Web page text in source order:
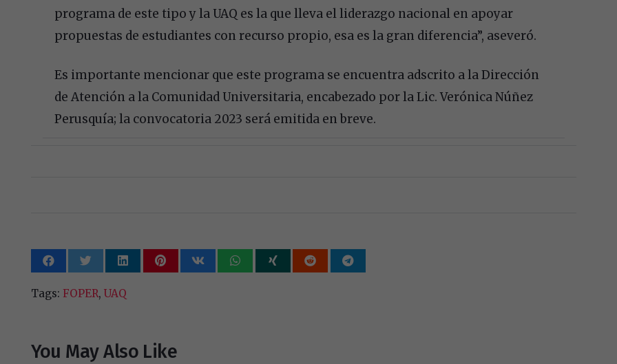
programa de este tipo y la UAQ es la que lleva el liderazgo nacional en apoyar
propuestas de estudiantes con recurso propio, esa es la gran diferencia”, aseveró.
Es importante mencionar que este programa se encuentra adscrito a la Dirección
de Atención a la Comunidad Universitaria, encabezado por la Lic. Verónica Núñez
Perusquía; la convocatoria 2023 será emitida en breve.
Tags: FOPER, UAQ
You May Also Like